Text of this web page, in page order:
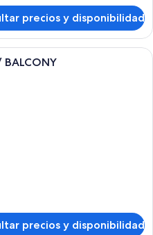
precios y disponibilidad
Habitación de hotel con cama,
BALCONY
precios y disponibilidad